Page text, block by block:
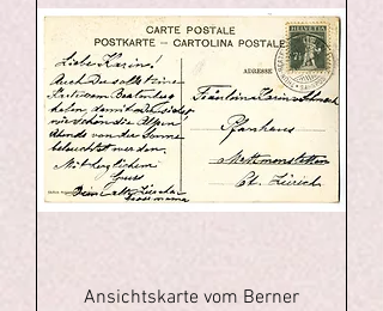
Ansichtskarte vom Berner